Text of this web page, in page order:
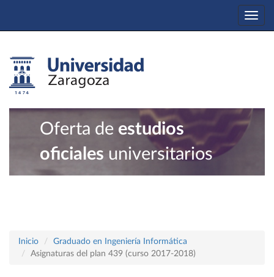
Oferta de estudios
oficiales universitarios
Inicio
Graduado en Ingeniería Informática
Asignaturas del plan 439 (curso 2017-2018)